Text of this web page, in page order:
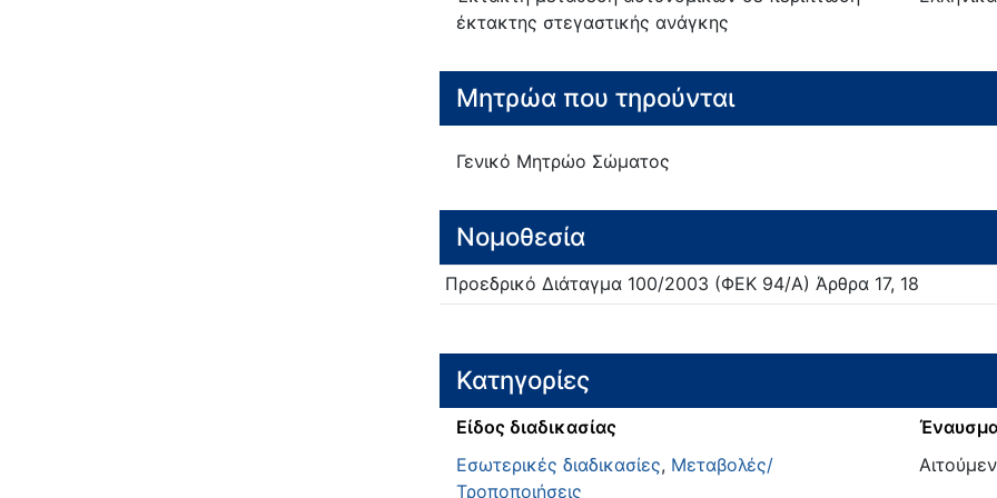
έκτακτης στεγαστικής ανάγκης
Μητρώα που τηρούνται
Γενικό Μητρώο Σώματος
Νομοθεσία
Προεδρικό Διάταγμα100/2003 (ΦΕΚ 94/Α) Άρθρα 17, 18
Κατηγορίες
Είδος διαδικασίας
Εσωτερικές διαδικασίες, Μεταβολές/
Τροποποιήσεις